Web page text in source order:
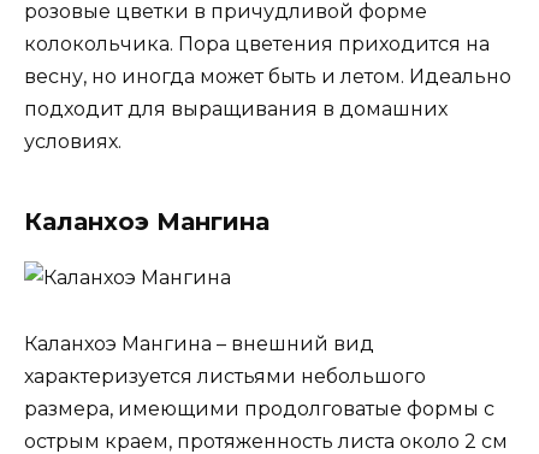
розовые цветки в причудливой форме
колокольчика. Пора цветения приходится на
весну, но иногда может быть и летом. Идеально
подходит для выращивания в домашних
условиях.
Каланхоэ Мангина
Каланхоэ Мангина – внешний вид
характеризуется листьями небольшого
размера, имеющими продолговатые формы с
острым краем, протяженность листа около 2 см